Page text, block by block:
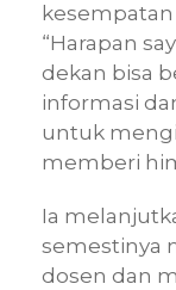
“Harapan
dekan bisa
informasi
untuk
memberi
Ia
semestinya
dosen dan